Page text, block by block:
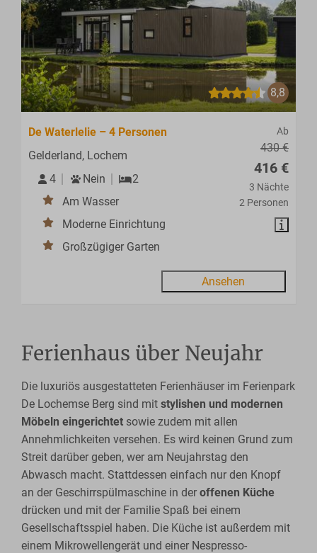
8,8
Ab
430 €
416 €
3 Nächte
2 Personen
De Waterlelie – 4 Personen
Gelderland, Lochem
4
Nein
2
Am Wasser
Moderne Einrichtung
Großzügiger Garten
Ansehen
Ferienhaus über Neujahr
Die luxuriös ausgestatteten Ferienhäuser im Ferienpark
De Lochemse Berg sind mitstylishen und modernen
Möbeln eingerichtet sowie zudem mit allen
Annehmlichkeiten versehen. Es wird keinen Grund zum
Streit darüber geben, wer am Neujahrstag den
Abwasch macht. Stattdessen einfach nur den Knopf
an der Geschirrspülmaschine in deroffenen Küche
drücken und mit der Familie Spaß bei einem
Gesellschaftsspiel haben. Die Küche ist außerdem mit
einem Mikrowellengerät und einer Nespresso-